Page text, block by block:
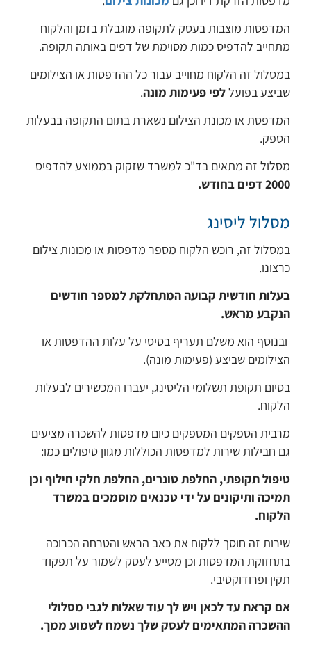
המדפסות מוצבות בעסק לתקופה מוגבלת בזמן והלקוח
מתחייב להדפיס כמות מסוימת של דפים באותה תקופה.
במסלול זה הלקוח מחוייב עבור כל ההדפסות או הצילומים
שביצע בפועללפי פעימות מונה.
המדפסת או מכונת הצילום נשארת בתום התקופה בבעלות
הספק.
מסלול זה מתאים בד"כ למשרד שזקוק בממוצע להדפיס
2000 דפים בחודש.
מסלול ליסינג
במסלול זה, רוכש הלקוח מספר מדפסות או מכונות צילום
כרצונו.
בעלות חודשית קבועה המתחלקת למספר חודשים
הנקבע מראש.
ובנוסף הוא משלם תעריף בסיסי על עלות ההדפסות או
הצילומים שביצע (פעימות מונה).
בסיום תקופת תשלומי הליסינג, יעברו המכשירים לבעלות
הלקוח.
מרבית הספקים המספקים כיום מדפסות להשכרה מציעים
גם חבילות שירות למדפסות הכוללות מגוון טיפולים כמו:
טיפול תקופתי, החלפת טונרים, החלפת חלקי חילוף וכן
תמיכה ותיקונים על ידי טכנאים מוסמכים במשרד
הלקוח.
שירות זה חוסך ללקוח את כאב הראש והטרחה הכרוכה
בתחזוקת המדפסות וכן מסייע לעסק לשמור על תפקוד
תקין ופרודוקטיבי.
אם קראת עד לכאן ויש לך עוד שאלות לגבי מסלולי
ההשכרה המתאימים לעסק שלך נשמח לשמוע ממך.